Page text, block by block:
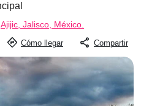
Ajijic, Jalisco, México.
directions Cómo llegar share Compartir